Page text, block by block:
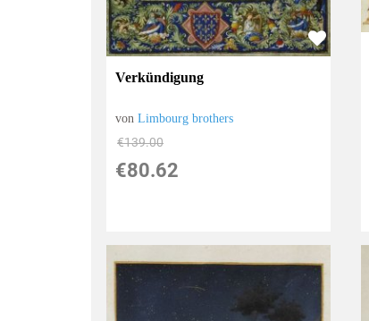
Verkündigung
vonLimbourg brothers
€139.00
€80.62